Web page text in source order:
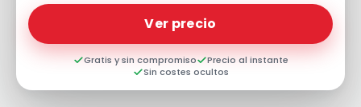
Ver precio
Gratis y sin compromiso
Precio al instante
Sin costes ocultos